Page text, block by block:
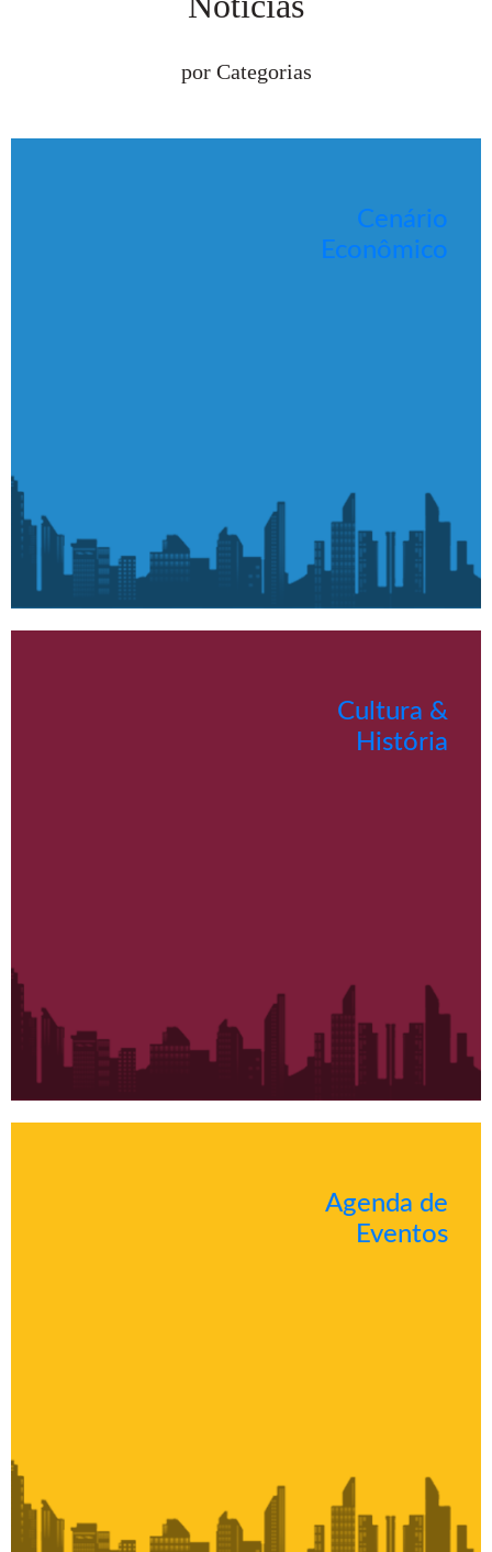
por Categorias
Cenário
Econômico
Cultura &
História
Agenda de
Eventos